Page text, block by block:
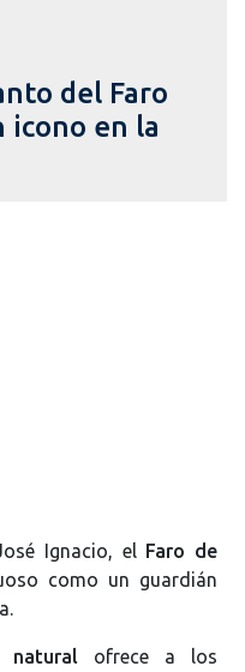
del Faro
icono en la
Ignacio, el Faro de
como un guardián
natural ofrece a los